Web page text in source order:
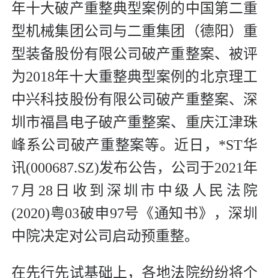
年十大破产重整典型案例的中国第二重
型机械集团公司与二重集团（德阳）重
型装备股份有限公司破产重整案、被评
为2018年十大重整典型案例的北京理工
中兴科技股份有限公司破产重整案、深
圳市福昌电子破产重整案、重庆江津珠
峰系公司破产重整案等。近日，*ST华
讯(000687.SZ)发布公告，公司于2021年
7月28日收到深圳市中级人民法院
(2020)粤03破申97号《通知书》，深圳
中院决定对公司启动预重整。
在先行先试基础上，各地法院纷纷将个